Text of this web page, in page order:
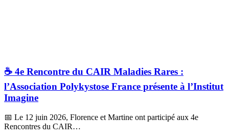
☕ 4e Rencontre du CAIR Maladies Rares :
l’Association Polykystose France présente à l’Institut
Imagine
📅 Le 12 juin 2026, Florence et Martine ont participé aux 4e
Rencontres du CAIR…